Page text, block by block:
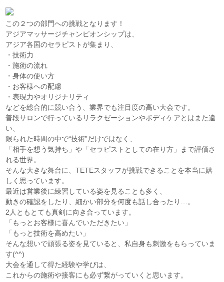
この２つの部門への挑戦となります！
アジアマッサージチャンピオンシップは、
アジア各国のセラピストが集まり、
・技術力
・施術の流れ
・身体の使い方
・お客様への配慮
・表現力やオリジナリティ
などを総合的に競い合う、業界でも注目度の高い大会です。
普段サロンで行っているリラクゼーションやボディケアとはまた違
い、
限られた時間の中で“技術”だけではなく、
「相手を想う気持ち」や「セラピストとしての在り方」まで評価さ
れる世界。
そんな大きな舞台に、TETEスタッフが挑戦できることを本当に嬉
しく思っています。
最近は営業後に練習している姿を見ることも多く、
動きの確認をしたり、細かい部分を何度も話し合ったり…。
2人ともとても真剣に向き合っています。
「もっとお客様に喜んでいただきたい」
「もっと技術を高めたい」
そんな想いで頑張る姿を見ていると、私自身も刺激をもらっていま
す(^^)
大会を通して得た経験や学びは、
これからの施術や接客にも必ず繋がっていくと思います。